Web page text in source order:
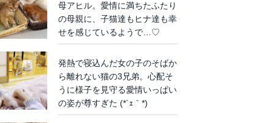
母アヒル。愛情に満ちたふたり
の母親に、子猫達もヒナ達も幸
せを感じているようで…♡
発熱で寝込んだ女の子のそばか
ら離れない猫の3兄弟。心配そ
うに様子を見守る愛情いっぱい
の姿が尊すぎた (*´ｪ｀*)